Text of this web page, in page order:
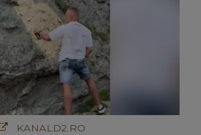
KANALD2.RO